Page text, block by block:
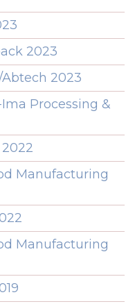
2023
2023
Processing &
Manufacturing
Manufacturing